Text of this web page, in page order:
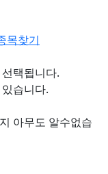
목찾기
택됩니다.
습니다.
아무도 알수없습